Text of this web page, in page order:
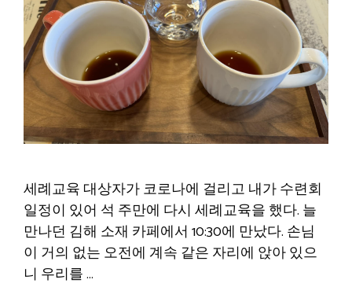
세례교육 대상자가 코로나에 걸리고 내가 수련회
일정이 있어 석 주만에 다시 세례교육을 했다. 늘
만나던 김해 소재 카페에서 10:30에 만났다. 손님
이 거의 없는 오전에 계속 같은 자리에 앉아 있으
니 우리를 …